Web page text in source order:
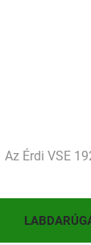
Az Érdi VSE